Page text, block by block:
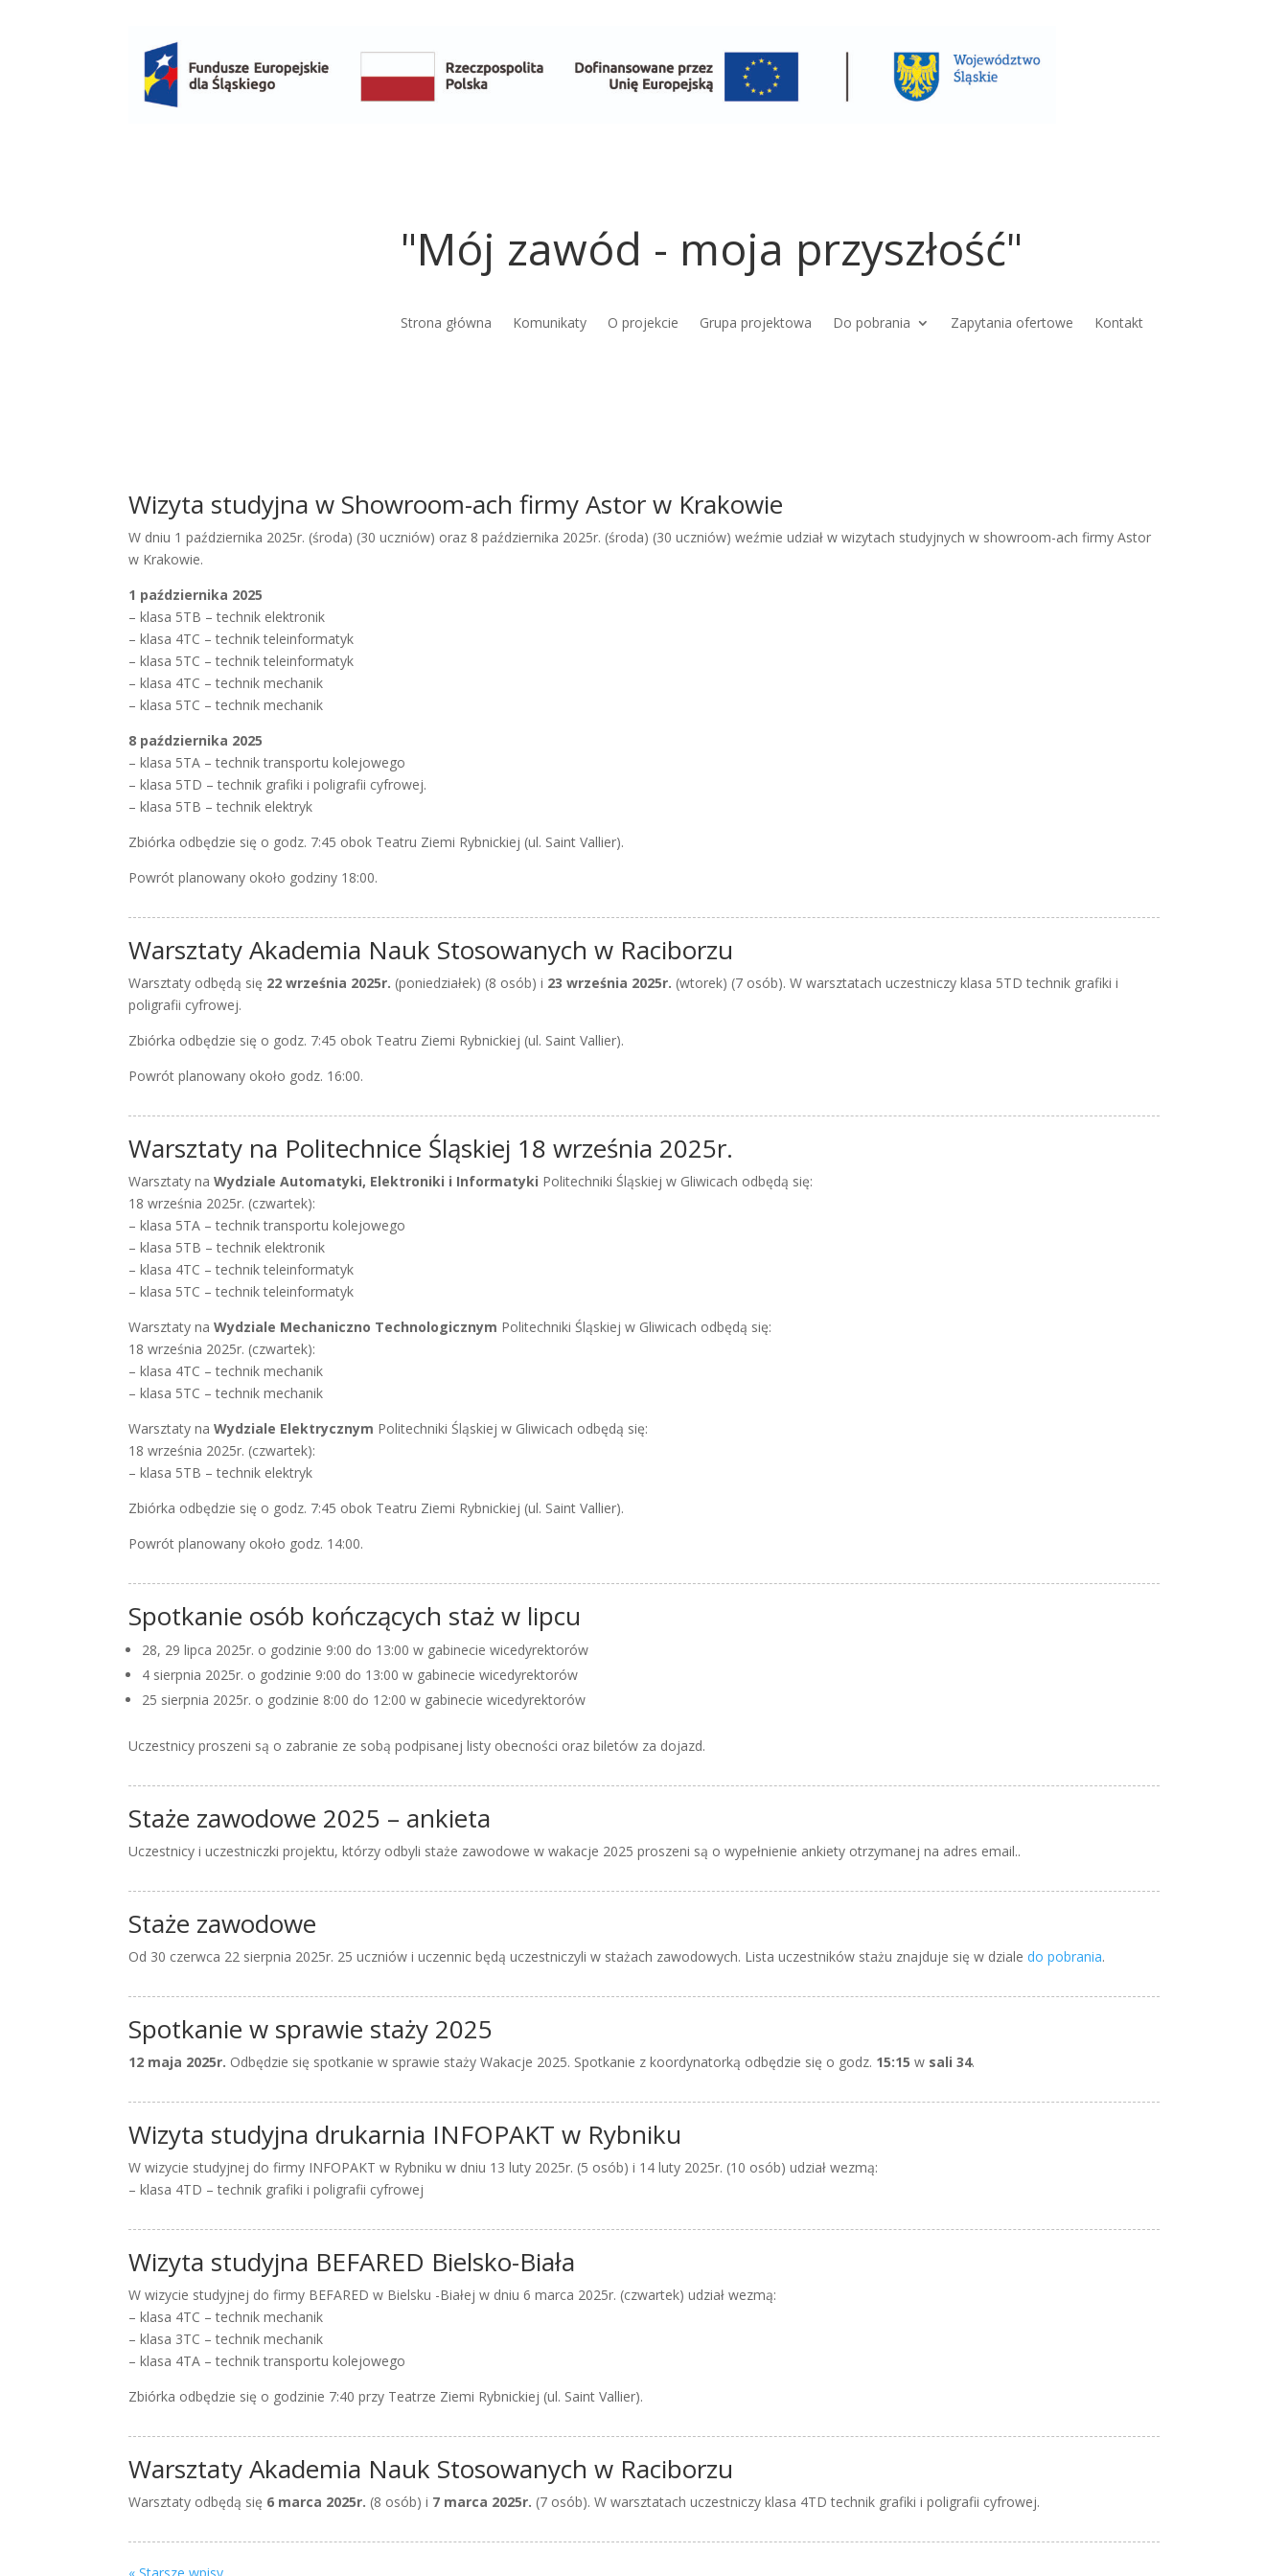
"Mój zawód - moja przyszłość"
Strona główna Komunikaty O projekcie Grupa projektowa Do pobrania Zapytania ofertowe Kontakt
Wizyta studyjna w Showroom-ach firmy Astor w Krakowie
W dniu 1 października 2025r. (środa) (30 uczniów) oraz 8 października 2025r. (środa) (30 uczniów) weźmie udział w wizytach studyjnych w showroom-ach firmy Astor
w Krakowie.
1 października 2025
– klasa 5TB – technik elektronik
– klasa 4TC – technik teleinformatyk
– klasa 5TC – technik teleinformatyk
– klasa 4TC – technik mechanik
– klasa 5TC – technik mechanik
8 października 2025
– klasa 5TA – technik transportu kolejowego
– klasa 5TD – technik grafiki i poligrafii cyfrowej.
– klasa 5TB – technik elektryk
Zbiórka odbędzie się o godz. 7:45 obok Teatru Ziemi Rybnickiej (ul. Saint Vallier).
Powrót planowany około godziny 18:00.
Warsztaty Akademia Nauk Stosowanych w Raciborzu
Warsztaty odbędą się 22 września 2025r. (poniedziałek) (8 osób) i 23 września 2025r. (wtorek) (7 osób). W warsztatach uczestniczy klasa 5TD technik grafiki i
poligrafii cyfrowej.
Zbiórka odbędzie się o godz. 7:45 obok Teatru Ziemi Rybnickiej (ul. Saint Vallier).
Powrót planowany około godz. 16:00.
Warsztaty na Politechnice Śląskiej 18 września 2025r.
Warsztaty naWydziale Automatyki, Elektroniki i Informatyki Politechniki Śląskiej w Gliwicach odbędą się:
18 września 2025r. (czwartek):
– klasa 5TA – technik transportu kolejowego
– klasa 5TB – technik elektronik
– klasa 4TC – technik teleinformatyk
– klasa 5TC – technik teleinformatyk
Warsztaty naWydziale Mechaniczno Technologicznym Politechniki Śląskiej w Gliwicach odbędą się:
18 września 2025r. (czwartek):
– klasa 4TC – technik mechanik
– klasa 5TC – technik mechanik
Warsztaty naWydziale Elektrycznym Politechniki Śląskiej w Gliwicach odbędą się:
18 września 2025r. (czwartek):
– klasa 5TB – technik elektryk
Zbiórka odbędzie się o godz. 7:45 obok Teatru Ziemi Rybnickiej (ul. Saint Vallier).
Powrót planowany około godz. 14:00.
Spotkanie osób kończących staż w lipcu
28, 29 lipca 2025r. o godzinie 9:00 do 13:00 w gabinecie wicedyrektorów
4 sierpnia 2025r. o godzinie 9:00 do 13:00 w gabinecie wicedyrektorów
25 sierpnia 2025r. o godzinie 8:00 do 12:00 w gabinecie wicedyrektorów
Uczestnicy proszeni są o zabranie ze sobą podpisanej listy obecności oraz biletów za dojazd.
Staże zawodowe 2025 – ankieta
Uczestnicy i uczestniczki projektu, którzy odbyli staże zawodowe w wakacje 2025 proszeni są o wypełnienie ankiety otrzymanej na adres email..
Staże zawodowe
Od 30 czerwca 22 sierpnia 2025r. 25 uczniów i uczennic będą uczestniczyli w stażach zawodowych. Lista uczestników stażu znajduje się w dzialedo pobrania.
Spotkanie w sprawie staży 2025
12 maja 2025r. Odbędzie się spotkanie w sprawie staży Wakacje 2025. Spotkanie z koordynatorką odbędzie się o godz. 15:15 w sali 34.
Wizyta studyjna drukarnia INFOPAKT w Rybniku
W wizycie studyjnej do firmy INFOPAKT w Rybniku w dniu 13 luty 2025r. (5 osób) i 14 luty 2025r. (10 osób) udział wezmą:
– klasa 4TD – technik grafiki i poligrafii cyfrowej
Wizyta studyjna BEFARED Bielsko-Biała
W wizycie studyjnej do firmy BEFARED w Bielsku -Białej w dniu 6 marca 2025r. (czwartek) udział wezmą:
– klasa 4TC – technik mechanik
– klasa 3TC – technik mechanik
– klasa 4TA – technik transportu kolejowego
Zbiórka odbędzie się o godzinie 7:40 przy Teatrze Ziemi Rybnickiej (ul. Saint Vallier).
Warsztaty Akademia Nauk Stosowanych w Raciborzu
Warsztaty odbędą się 6 marca 2025r. (8 osób) i 7 marca 2025r. (7 osób). W warsztatach uczestniczy klasa 4TD technik grafiki i poligrafii cyfrowej.